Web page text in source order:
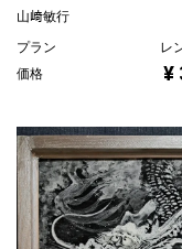
山﨑敏行
プラン
レ
価格
¥